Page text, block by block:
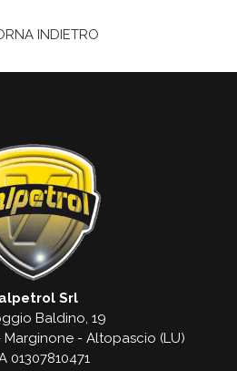
INDIETRO
Srl
Baldino, 19
- Altopascio (LU)
01307810471